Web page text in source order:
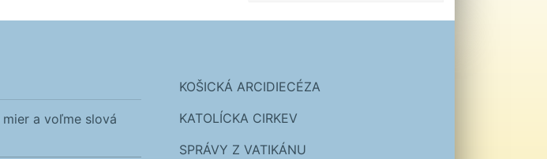
a voľme slová
KOŠICKÁ ARCIDIECÉZA
KATOLÍCKA CIRKEV
SPRÁVY Z VATIKÁNU